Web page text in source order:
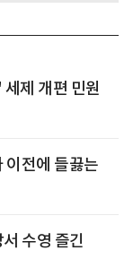
제 개편 민원
전에 들끓는
수영 즐긴